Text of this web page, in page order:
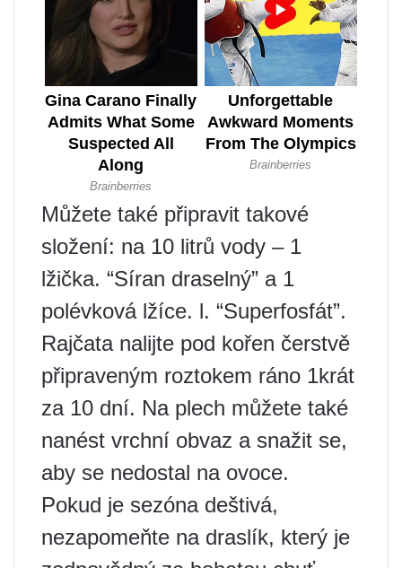
Můžete také připravit takové
složení: na 10 litrů vody – 1
lžička. “Síran draselný” a 1
polévková lžíce. l. “Superfosfát”.
Rajčata nalijte pod kořen čerstvě
připraveným roztokem ráno 1krát
za 10 dní. Na plech můžete také
nanést vrchní obvaz a snažit se,
aby se nedostal na ovoce.
Pokud je sezóna deštivá,
nezapomeňte na draslík, který je